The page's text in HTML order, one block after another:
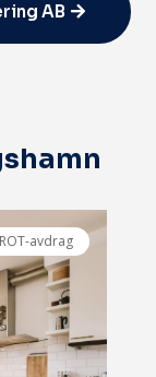
AB
ROT-avdrag